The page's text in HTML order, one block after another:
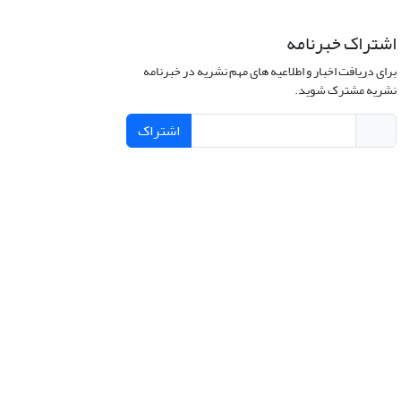
اشتراک خبرنامه
برای دریافت اخبار و اطلاعیه های مهم نشریه در خبرنامه
نشریه مشترک شوید.
اشتراک